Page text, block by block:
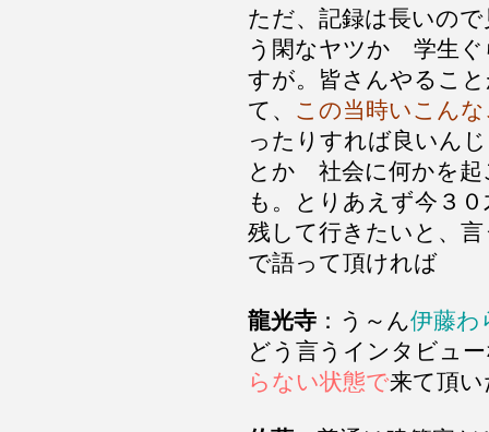
ただ、記録は長いの
う閑なヤツか 学生ぐ
すが。皆さんやるこ
て、 この当時いこん
ったりすれば良いん
とか 社会に何かを起
も。とりあえず今３
残して行きたいと、
で語って頂ければ
龍光寺 ：う～ん伊藤わ
どう言うインタビュ
らない状態で来て頂